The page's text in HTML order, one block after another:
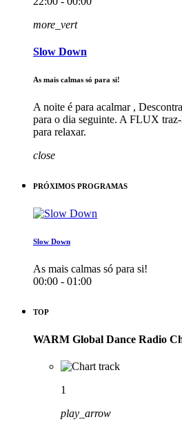
more_vert
Slow Down
As mais calmas só para si!
A noite é para acalmar ,
para o dia seguinte. A FLUX
para relaxar.
close
PRÓXIMOS PROGRAMAS
Slow Down
As mais calmas só para si!
00:00 - 01:00
TOP
WARM Global Dance Radio
1
play_arrow